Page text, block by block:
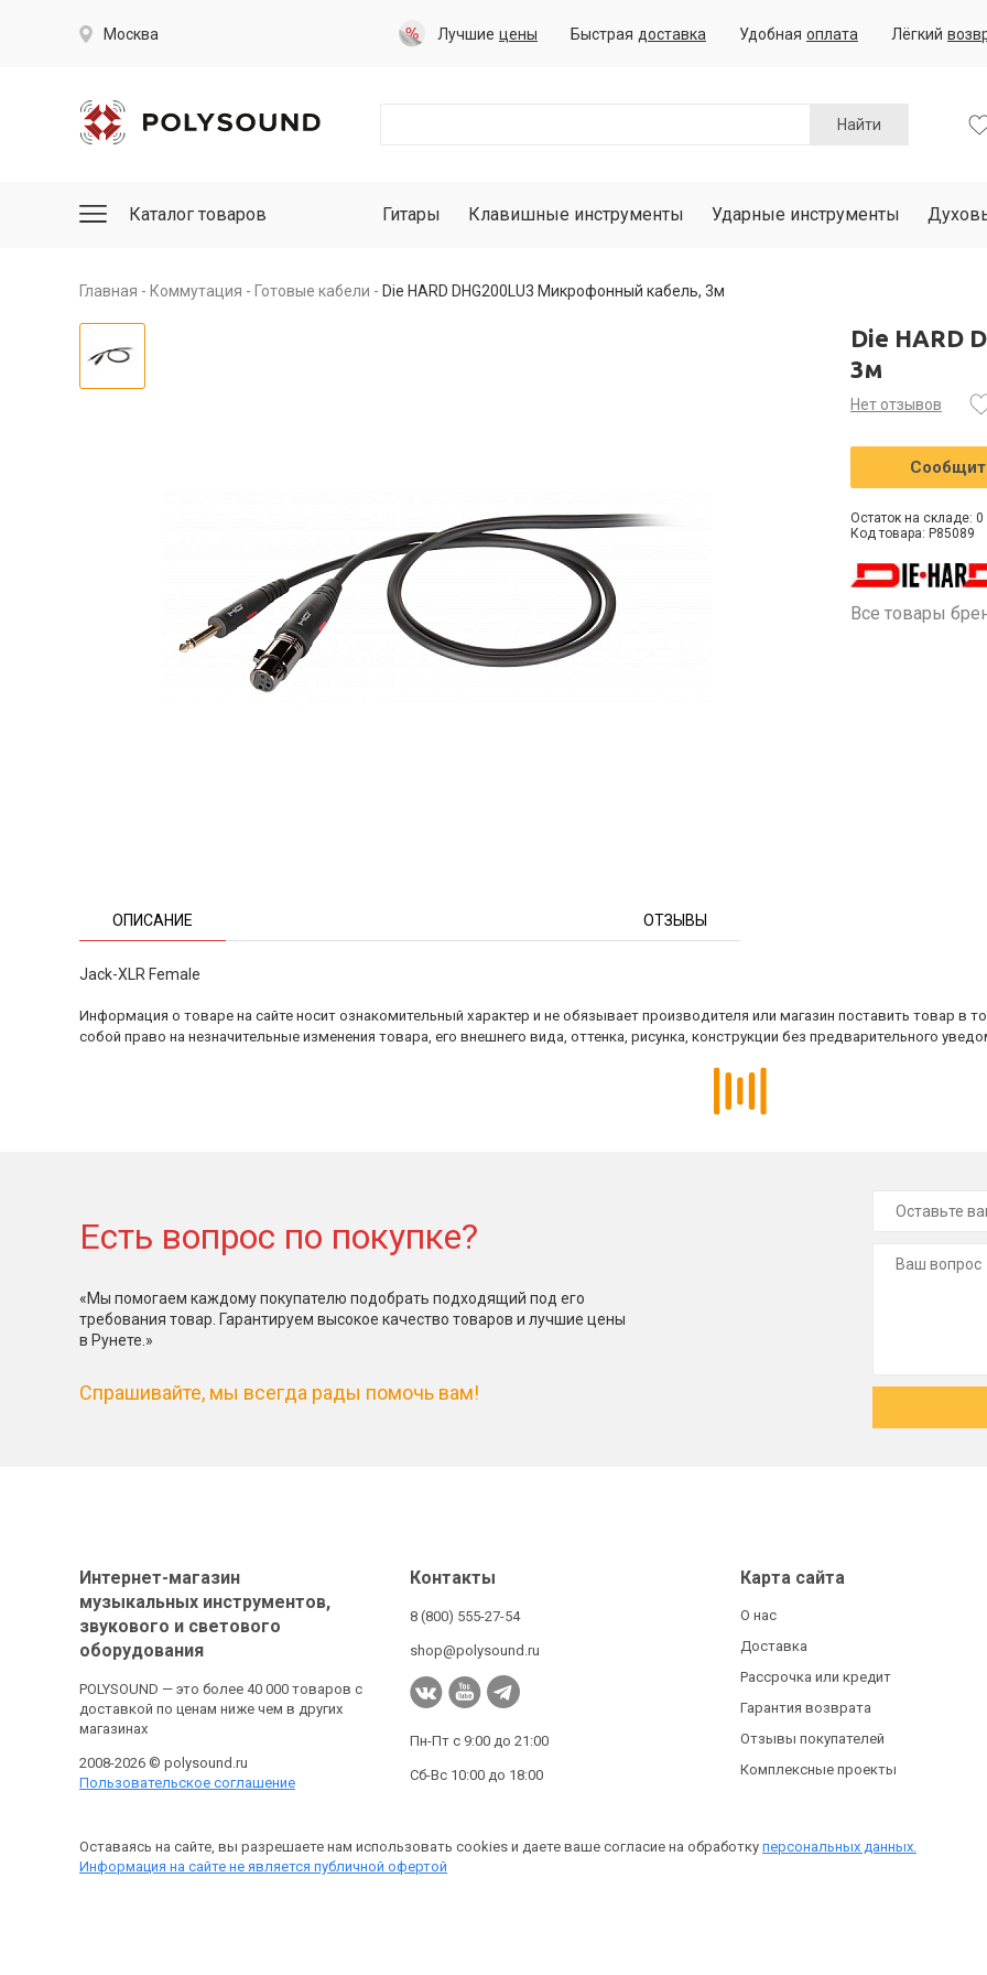
Москва Лучшие цены Быстрая доставка Удобная оплата Лёгкий
Найти
Каталог товаров Гитары Клавишные инструменты Ударные инструменты
Главная Коммутация Готовые кабели Die HARD DHG200LU3 Микрофонный кабель, 3м
ОПИСАНИЕ ОТЗЫВЫ
Jack-XLR Female
Die HARD
3м
Нет отзывов
Остаток на складе: 0
Код товара: P85089
Все товары
Информация о товаре на сайте носит ознакомительный характер и не обязывает производителя или магазин поставить товар в
собой право на незначительные изменения товара, его внешнего вида, оттенка, рисунка, конструкции без предварительного
Есть вопрос по покупке?
«Мы помогаем каждому покупателю подобрать подходящий под его
требования товар. Гарантируем высокое качество товаров и лучшие цены
в Рунете.»
Спрашивайте, мы всегда рады помочь вам!
Интернет-магазин
музыкальных инструментов,
звукового и светового
оборудования
POLYSOUND — это более 40 000 товаров с
доставкой по ценам ниже чем в других
магазинах
2008-2026 © polysound.ru
Пользовательское соглашение
Контакты
8 (800) 555-27-54
shop@polysound.ru
Пн-Пт с 9:00 до 21:00
Сб-Вс 10:00 до 18:00
Карта сайта
О нас
Доставка
Рассрочка или кредит
Гарантия возврата
Отзывы покупателей
Комплексные проекты
Оставаясь на сайте, вы разрешаете нам использовать cookies и даете ваше согласие на обработку персональных данных.
Информация на сайте не является публичной офертой